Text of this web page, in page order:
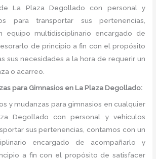
La Plaza Degollado con personal y
para transportar sus pertenencias,
equipo multidisciplinario encargado de
de principio a fin con el propósito
sus necesidades a la hora de requerir un
o acarreo.
para Gimnasios en La Plaza Degollado:
y mudanzas para gimnasios en cualquier
Degollado con personal y vehículos
sus pertenencias, contamos con un
encargado de acompañarlo y
a fin con el propósito de satisfacer